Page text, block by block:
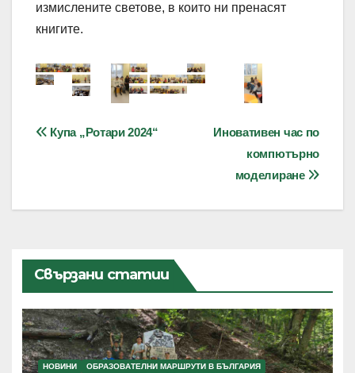
измислените светове, в които ни пренасят
книгите.
Навигация
Иновативен час по
компютърно
моделиране
Купа „Ротари 2024“
Свързани статии
НОВИНИ
ОБРАЗОВАТЕЛНИ МАРШРУТИ В БЪЛГАРИЯ